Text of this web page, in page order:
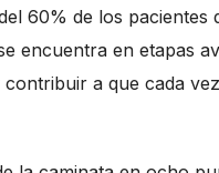
60% de los pacientes
encuentra en etapas
a que cada